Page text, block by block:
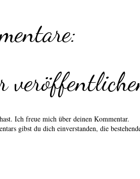
Ich freue mich über deinen Kommentar.
gibst du dich einverstanden, die